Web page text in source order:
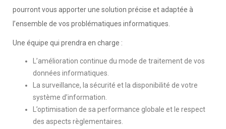
pourront vous apporter une solution précise et adaptée à
l’ensemble de vos problématiques informatiques.
Une équipe qui prendra en charge :
L’amélioration continue du mode de traitement de vos
données informatiques.
La surveillance, la sécurité et la disponibilité de votre
système d’information.
L’optimisation de sa performance globale et le respect
des aspects règlementaires.